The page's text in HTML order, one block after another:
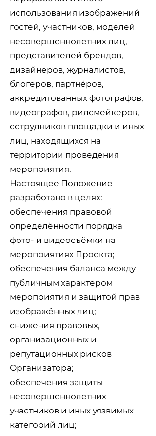
использования изображений
гостей, участников, моделей,
несовершеннолетних лиц,
представителей брендов,
дизайнеров, журналистов,
блогеров, партнёров,
аккредитованных фотографов,
видеографов, рилсмейкеров,
сотрудников площадки и иных
лиц, находящихся на
территории проведения
мероприятия.
Настоящее Положение
разработано в целях:
обеспечения правовой
определённости порядка
фото- и видеосъёмки на
мероприятиях Проекта;
обеспечения баланса между
публичным характером
мероприятия и защитой прав
изображённых лиц;
снижения правовых,
организационных и
репутационных рисков
Организатора;
обеспечения защиты
несовершеннолетних
участников и иных уязвимых
категорий лиц;